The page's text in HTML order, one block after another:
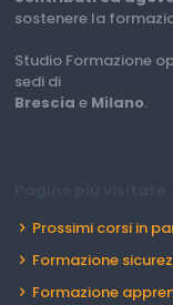
sostenere la
Studio Formazione
sedi di
Brescia e Milano.
Prossimi corsi in
Formazione
Formazione